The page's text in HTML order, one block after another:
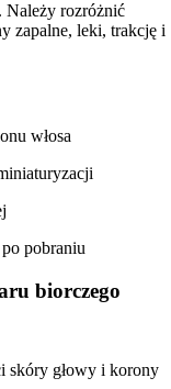
Należy rozróżnić
zapalne, leki, trakcję i
włosa
pobraniu
biorczego
skóry głowy i korony